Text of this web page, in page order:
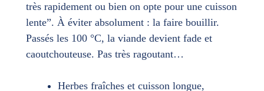
très rapidement ou bien on opte pour une cuisson
lente”. À éviter absolument : la faire bouillir.
Passés les 100 °C, la viande devient fade et
caoutchouteuse. Pas très ragoutant…
Herbes fraîches et cuisson longue,